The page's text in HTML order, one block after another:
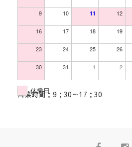
9 10 11 12
16 17 18 19
23 24 25 26
30 31 1 2
休業日
営業時間：9：30～17：30